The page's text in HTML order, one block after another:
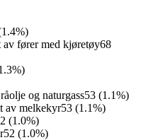
1.4%)
av fører med kjøretøy68
%)
og naturgass53 (1.1%)
av melkekyr53 (1.1%)
(1.0%)
52 (1.0%)